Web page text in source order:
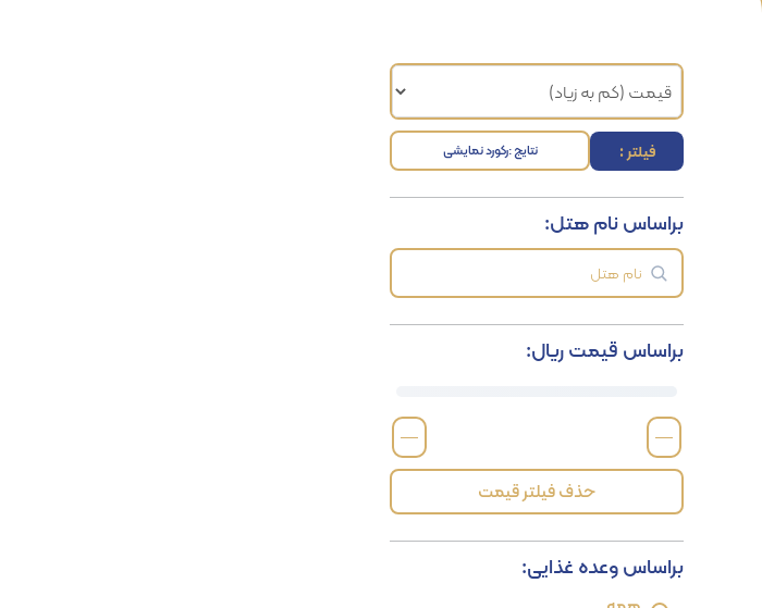
فیلتر : نتایج :رکورد نمایشی
براساس نام هتل:
براساس قیمت ریال:
—
—
حذف فیلتر قیمت
براساس وعده غذایی: